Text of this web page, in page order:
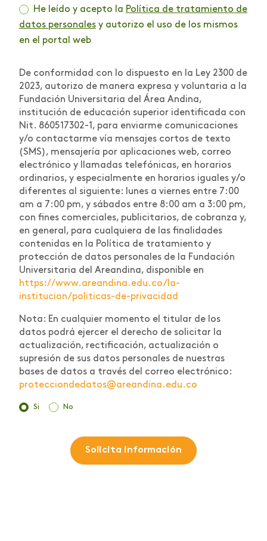
He leído y acepto la Política de tratamiento de
datos personales y autorizo el uso de los mismos
en el portal web
De conformidad con lo dispuesto en la Ley 2300 de
2023, autorizo de manera expresa y voluntaria a la
Fundación Universitaria del Área Andina,
institución de educación superior identificada con
Nit. 860517302-1, para enviarme comunicaciones
y/o contactarme vía mensajes cortos de texto
(SMS), mensajería por aplicaciones web, correo
electrónico y llamadas telefónicas, en horarios
ordinarios, y especialmente en horarios iguales y/o
diferentes al siguiente: lunes a viernes entre 7:00
am a 7:00 pm, y sábados entre 8:00 am a 3:00 pm,
con fines comerciales, publicitarios, de cobranza y,
en general, para cualquiera de las finalidades
contenidas en la Política de tratamiento y
protección de datos personales de la Fundación
Universitaria del Areandina, disponible en
https://www.areandina.edu.co/la-
institucion/politicas-de-privacidad
Nota: En cualquier momento el titular de los
datos podrá ejercer el derecho de solicitar la
actualización, rectificación, actualización o
supresión de sus datos personales de nuestras
bases de datos a través del correo electrónico:
protecciondedatos@areandina.edu.co
Si No
Solicita información